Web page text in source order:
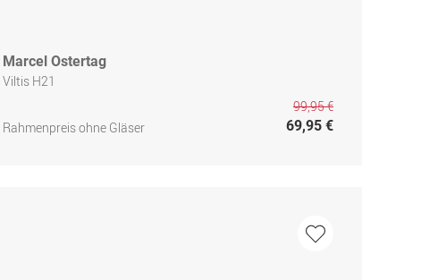
Marcel Ostertag
Viltis H21
Rahmenpreis ohne Gläser
99,95 €
69,95 €